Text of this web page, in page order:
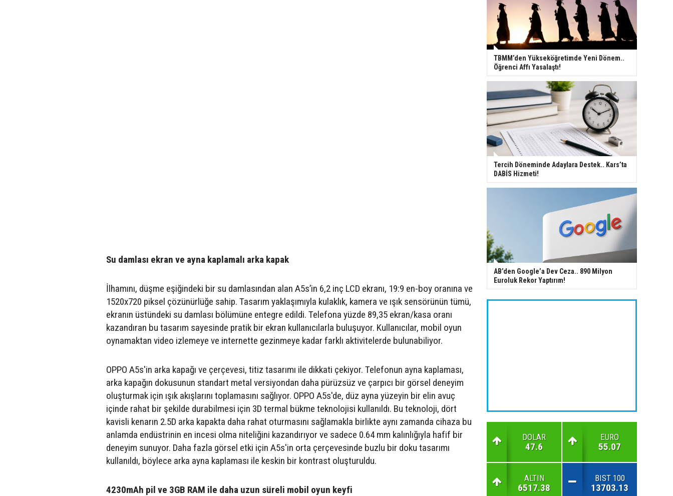
Su damlası ekran ve ayna kaplamalı arka kapak
İlhamını, düşme eşiğindeki bir su damlasından alan A5s’in 6,2 inç LCD ekranı, 19:9 en-boy oranına ve
1520x720 piksel çözünürlüğe sahip. Tasarım yaklaşımıyla kulaklık, kamera ve ışık sensörünün tümü,
ekranın üstündeki su damlası bölümüne entegre edildi. Telefona yüzde 89,35 ekran/kasa oranı
kazandıran bu tasarım sayesinde pratik bir ekran kullanıcılarla buluşuyor. Kullanıcılar, mobil oyun
oynamaktan video izlemeye ve internette gezinmeye kadar farklı aktivitelerde bulunabiliyor.
OPPO A5s'in arka kapağı ve çerçevesi, titiz tasarımı ile dikkati çekiyor. Telefonun ayna kaplaması,
arka kapağın dokusunun standart metal versiyondan daha pürüzsüz ve çarpıcı bir görsel deneyim
oluşturmak için ışık akışlarını toplamasını sağlıyor. OPPO A5s'de, düz ayna yüzeyin bir elin avuç
içinde rahat bir şekilde durabilmesi için 3D termal bükme teknolojisi kullanıldı. Bu teknoloji, dört
kavisli kenarın 2.5D arka kapakta daha rahat oturmasını sağlamakla birlikte aynı zamanda cihaza bu
anlamda endüstrinin en incesi olma niteliğini kazandırıyor ve sadece 0.64 mm kalınlığıyla hafif bir
deneyim sunuyor. Daha fazla görsel etki için A5s'in orta çerçevesinde buzlu bir doku tasarımı
kullanıldı, böylece arka ayna kaplaması ile keskin bir kontrast oluşturuldu.
4230mAh pil ve 3GB RAM ile daha uzun süreli mobil oyun keyfi
TBMM’den Yükseköğretimde Yeni Dönem..
Öğrenci Affı Yasalaştı!
Tercih Döneminde Adaylara Destek.. Kars’ta
DABİS Hizmeti!
AB’den Google’a Dev Ceza.. 890 Milyon
Euroluk Rekor Yaptırım!
DOLAR
47.6
EURO
55.07
ALTIN
6517.38
BIST 100
13703.13